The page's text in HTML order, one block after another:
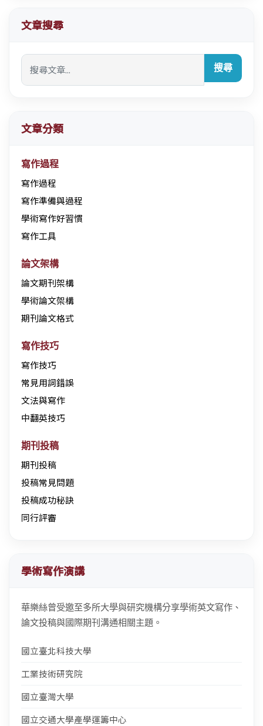
文章搜尋
搜尋
文章分類
寫作過程
寫作過程
寫作準備與過程
學術寫作好習慣
寫作工具
論文架構
論文期刊架構
學術論文架構
期刊論文格式
寫作技巧
寫作技巧
常見用詞錯誤
文法與寫作
中翻英技巧
期刊投稿
期刊投稿
投稿常見問題
投稿成功秘訣
同行評審
學術寫作演講
華樂絲曾受邀至多所大學與研究機構分享學術英文寫作、
論文投稿與國際期刊溝通相關主題。
國立臺北科技大學
工業技術研究院
國立臺灣大學
國立交通大學產學運籌中心